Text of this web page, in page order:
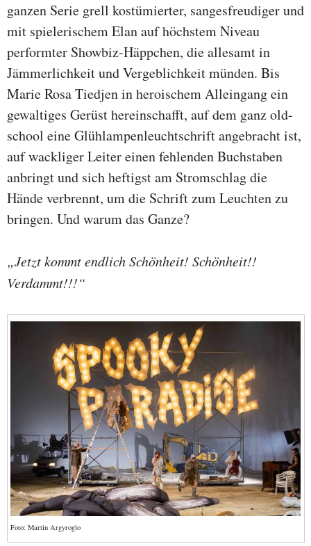
ganzen Serie grell kostümierter, sangesfreudiger und
mit spielerischem Elan auf höchstem Niveau
performter Showbiz-Häppchen, die allesamt in
Jämmerlichkeit und Vergeblichkeit münden. Bis
Marie Rosa Tiedjen in heroischem Alleingang ein
gewaltiges Gerüst hereinschafft, auf dem ganz old-
school eine Glühlampenleuchtschrift angebracht ist,
auf wackliger Leiter einen fehlenden Buchstaben
anbringt und sich heftigst am Stromschlag die
Hände verbrennt, um die Schrift zum Leuchten zu
bringen. Und warum das Ganze?
„Jetzt kommt endlich Schönheit! Schönheit!!
Verdammt!!!“
Foto: Martin Argyroglo